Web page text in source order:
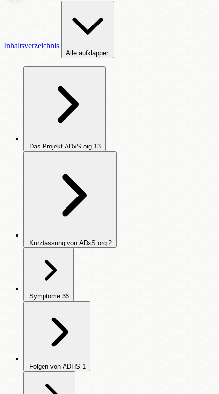
Inhaltsverzeichnis
Alle aufklappen
Das Projekt ADxS.org 13
Kurzfassung von ADxS.org 2
Symptome 36
Folgen von ADHS 1